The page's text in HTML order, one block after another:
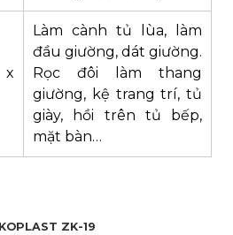
x
Làm cành tủ lùa, làm
đầu giường, dát giường.
Rọc đôi làm thang
giường, kệ trang trí, tủ
giày, hồi trên tủ bếp,
mặt bàn…
ZK-19